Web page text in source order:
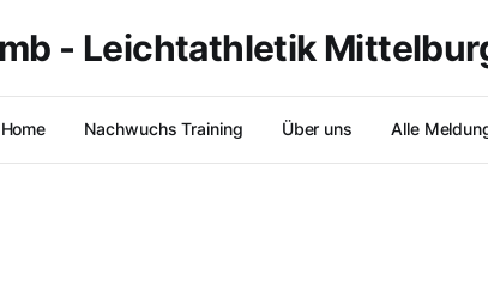
- Leichtathletik
Home Nachwuchs Training Über uns Alle